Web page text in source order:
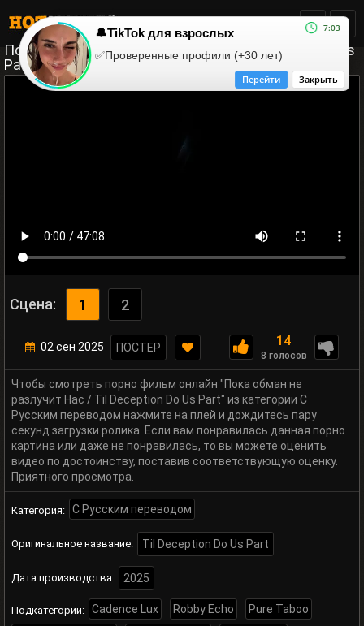
Пока обман не разлучит Нас / Til Deception Do Us
Part
Сцена: 1 2
02 сен 2025 ПОСТЕР 14
8 голосов
Чтобы смотреть порно фильм онлайн "Пока обман не
разлучит Нас / Til Deception Do Us Part" из категории С
Русским переводом нажмите на плей и дождитесь пару
секунд загрузки ролика. Если вам понравилась данная порно
картина или даже не понравилась, то вы можете оценить
видео по достоинству, поставив соответствующую оценку.
Приятного просмотра.
Категория: С Русским переводом
Оригинальное название: Til Deception Do Us Part
Дата производства: 2025
Подкатегории: Cadence Lux Robby Echo
Pure Taboo
🔔TikTok для взрослых
✅Проверенные профили (+30 лет)
7:03
Закрыть
Перейти